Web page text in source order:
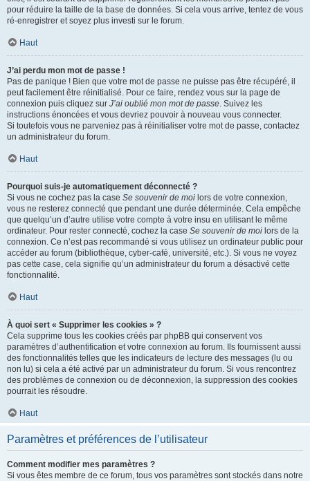
pour réduire la taille de la base de données. Si cela vous arrive, tentez de vous
ré-enregistrer et soyez plus investi sur le forum.
Haut
J’ai perdu mon mot de passe !
Pas de panique ! Bien que votre mot de passe ne puisse pas être récupéré, il
peut facilement être réinitialisé. Pour ce faire, rendez vous sur la page de
connexion puis cliquez sur J’ai oublié mon mot de passe. Suivez les
instructions énoncées et vous devriez pouvoir à nouveau vous connecter.
Si toutefois vous ne parveniez pas à réinitialiser votre mot de passe, contactez
un administrateur du forum.
Haut
Pourquoi suis-je automatiquement déconnecté ?
Si vous ne cochez pas la case Se souvenir de moi lors de votre connexion,
vous ne resterez connecté que pendant une durée déterminée. Cela empêche
que quelqu’un d’autre utilise votre compte à votre insu en utilisant le même
ordinateur. Pour rester connecté, cochez la case Se souvenir de moi lors de la
connexion. Ce n’est pas recommandé si vous utilisez un ordinateur public pour
accéder au forum (bibliothèque, cyber-café, université, etc.). Si vous ne voyez
pas cette case, cela signifie qu’un administrateur du forum a désactivé cette
fonctionnalité.
Haut
À quoi sert « Supprimer les cookies » ?
Cela supprime tous les cookies créés par phpBB qui conservent vos
paramètres d’authentification et votre connexion au forum. Ils fournissent aussi
des fonctionnalités telles que les indicateurs de lecture des messages (lu ou
non lu) si cela a été activé par un administrateur du forum. Si vous rencontrez
des problèmes de connexion ou de déconnexion, la suppression des cookies
pourrait les résoudre.
Haut
Paramètres et préférences de l’utilisateur
Comment modifier mes paramètres ?
Si vous êtes membre de ce forum, tous vos paramètres sont stockés dans notre